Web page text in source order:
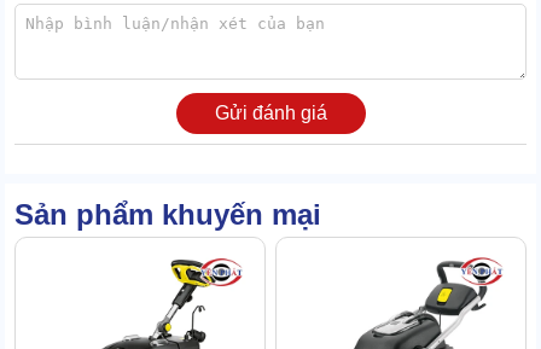
Quy trình làm việc thêm phần tối ưu nhờ có hệ phụ kiện đa dạng.
Đi kèm với máy là bộ đôi dây phun - hút, giúp nối dài, tăng phạm vi
làm sạch, dẫn nước, lực hút đến bàn hút.
Gửi đánh giá
Sản phẩm khuyến mại